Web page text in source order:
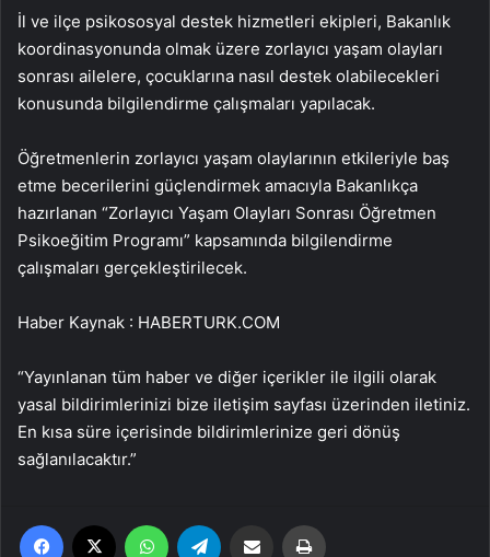
İl ve ilçe psikososyal destek hizmetleri ekipleri, Bakanlık
koordinasyonunda olmak üzere zorlayıcı yaşam olayları
sonrası ailelere, çocuklarına nasıl destek olabilecekleri
konusunda bilgilendirme çalışmaları yapılacak.
Öğretmenlerin zorlayıcı yaşam olaylarının etkileriyle baş
etme becerilerini güçlendirmek amacıyla Bakanlıkça
hazırlanan “Zorlayıcı Yaşam Olayları Sonrası Öğretmen
Psikoeğitim Programı” kapsamında bilgilendirme
çalışmaları gerçekleştirilecek.
Haber Kaynak : HABERTURK.COM
“Yayınlanan tüm haber ve diğer içerikler ile ilgili olarak
yasal bildirimlerinizi bize iletişim sayfası üzerinden iletiniz.
En kısa süre içerisinde bildirimlerinize geri dönüş
sağlanılacaktır.”
Facebook WhatsApp Email'den paylaş